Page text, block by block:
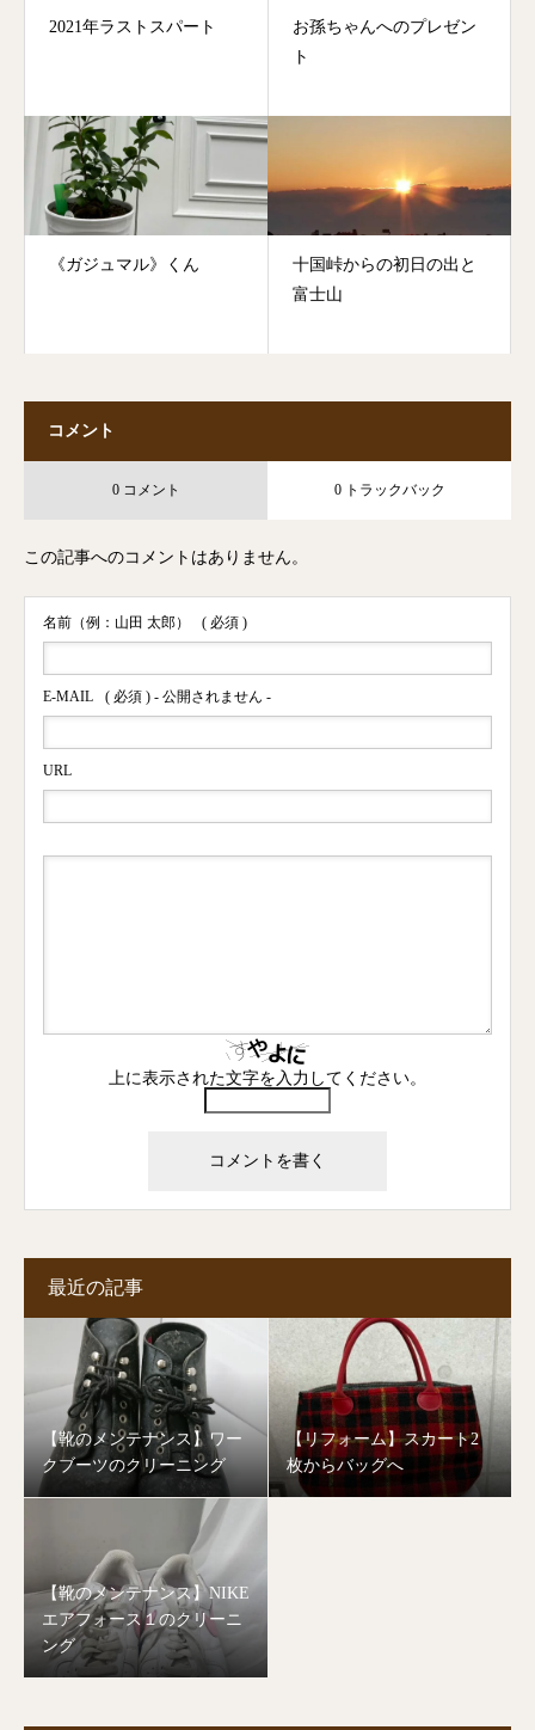
2021年ラストスパート
お孫ちゃんへのプレゼン
ト
《ガジュマル》くん
十国峠からの初日の出と
富士山
コメント
0 コメント 0 トラックバック
この記事へのコメントはありません。
名前（例：山田 太郎） ( 必須 )
E-MAIL ( 必須 ) - 公開されません -
URL
上に表示された文字を入力してください。
最近の記事
【靴のメンテナンス】ワー
クブーツのクリーニング
【リフォーム】スカート2
枚からバッグへ
【靴のメンテナンス】NIKE
エアフォース１のクリーニ
ング